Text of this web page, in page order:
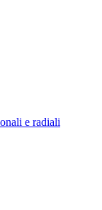
e radiali